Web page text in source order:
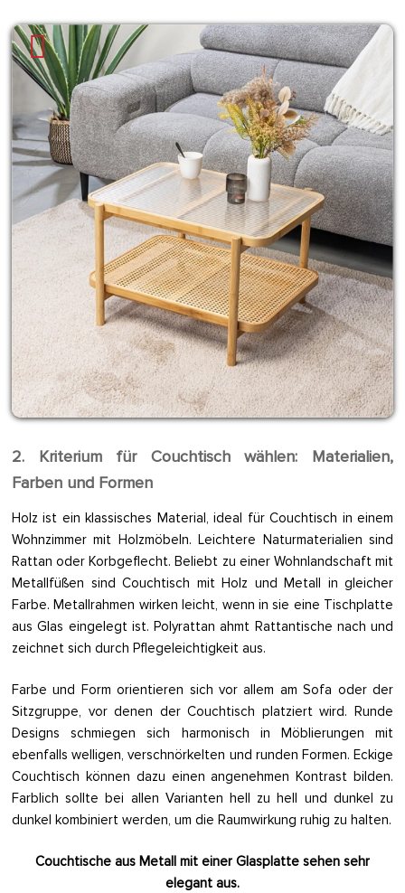
2. Kriterium für Couchtisch wählen: Materialien,
Farben und Formen
Holz ist ein klassisches Material, ideal für Couchtisch in einem
Wohnzimmer mit Holzmöbeln. Leichtere Naturmaterialien sind
Rattan oder Korbgeflecht. Beliebt zu einer Wohnlandschaft mit
Metallfüßen sind Couchtisch mit Holz und Metall in gleicher
Farbe. Metallrahmen wirken leicht, wenn in sie eine Tischplatte
aus Glas eingelegt ist. Polyrattan ahmt Rattantische nach und
zeichnet sich durch Pflegeleichtigkeit aus.
Farbe und Form orientieren sich vor allem am Sofa oder der
Sitzgruppe, vor denen der Couchtisch platziert wird. Runde
Designs schmiegen sich harmonisch in Möblierungen mit
ebenfalls welligen, verschnörkelten und runden Formen. Eckige
Couchtisch können dazu einen angenehmen Kontrast bilden.
Farblich sollte bei allen Varianten hell zu hell und dunkel zu
dunkel kombiniert werden, um die Raumwirkung ruhig zu halten.
Couchtische aus Metall mit einer Glasplatte sehen sehr
elegant aus.